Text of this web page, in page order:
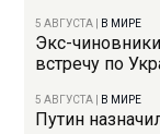
5 АВГУСТА В МИРЕ
Экс-
встречу по
5 АВГУСТА В МИРЕ
Путин